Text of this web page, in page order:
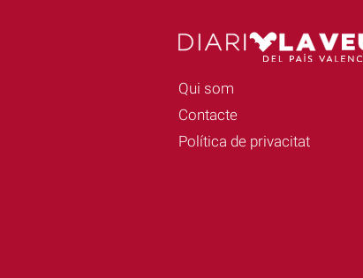
Qui som
Contacte
Política de privacitat